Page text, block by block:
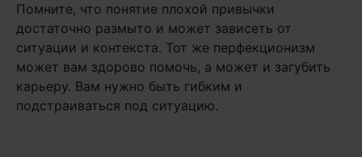
Помните, что понятие плохой привычки
достаточно размыто и может зависеть от
ситуации и контекста. Тот же перфекционизм
может вам здорово помочь, а может и загубить
карьеру. Вам нужно быть гибким и
подстраиваться под ситуацию.